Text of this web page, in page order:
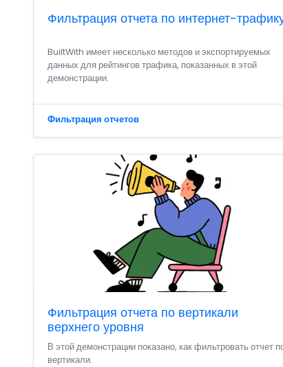
Фильтрация отчета по интернет-
BuiltWith имеет несколько методов и экспортируемых
данных для рейтингов трафика, показанных в этой
демонстрации.
Фильтрация отчетов
Фильтрация отчета по вертикали
верхнего уровня
В этой демонстрации показано, как фильтровать отчет
вертикали.